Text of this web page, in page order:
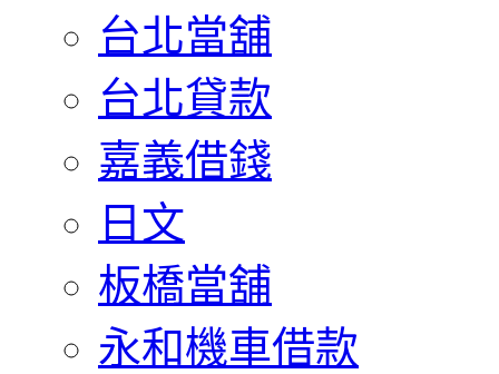
台北當舖
台北貸款
嘉義借錢
日文
板橋當舖
永和機車借款